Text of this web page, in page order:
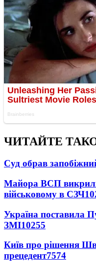
ЧИТАЙТЕ
Суд обрав
Майора ВСП
військовому в СЗЧ
Україна поставила
ЗМІ10255
Київ про рішення
прецедент7574